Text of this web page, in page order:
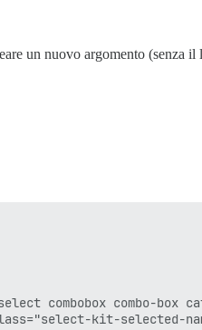
un nuovo argomento (senza
combobox combo-box
kit-selected-